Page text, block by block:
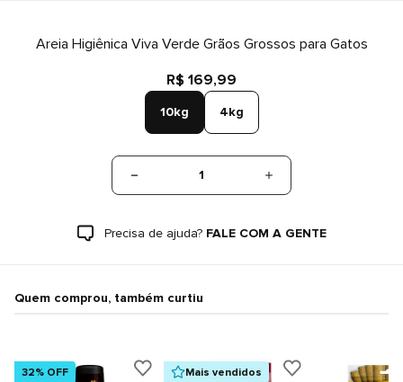
Areia Higiênica Viva Verde Grãos Grossos para Gatos
R$ 169,99
10kg 4kg
1
Precisa de ajuda? FALE COM A GENTE
Quem comprou, também curtiu
32% OFF Mais vendidos